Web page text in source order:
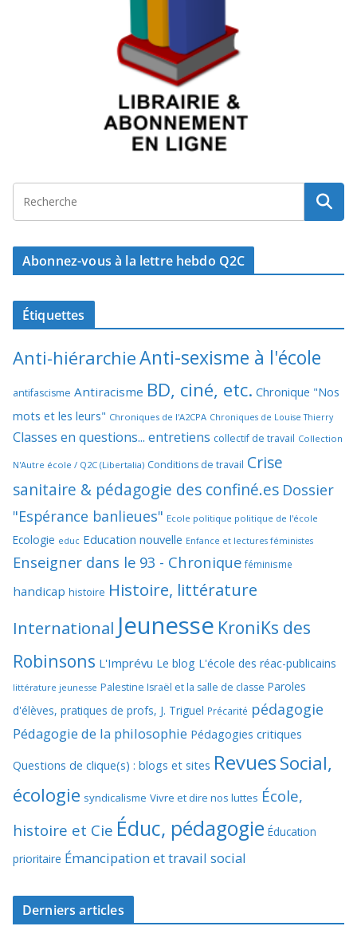
Abonnez-vous à la lettre hebdo Q2C
Étiquettes
Anti-hiérarchieAnti-sexisme à l'école
antifascisme Antiracisme BD, ciné, etc. Chronique "Nos
mots et les leurs" Chroniques de l'A2CPA Chroniques de Louise Thierry
Classes en questions... entretiens collectif de travail Collection
N'Autre école / Q2C (Libertalia) Conditions de travail Crise
sanitaire & pédagogie des confiné.es Dossier
"Espérance banlieues" Ecole politique politique de l'école
Ecologie educ Education nouvelle Enfance et lectures féministes
Enseigner dans le 93 - Chronique féminisme
handicap histoire Histoire, littérature
International Jeunesse KroniKs des
Robinsons L'Imprévu Le blog L'école des réac-publicains
littérature jeunesse Palestine Israël et la salle de classe Paroles
d'élèves, pratiques de profs, J. Triguel Précarité pédagogie
Pédagogie de la philosophie Pédagogies critiques
Questions de clique(s) : blogs et sites RevuesSocial,
écologie syndicalisme Vivre et dire nos luttes École,
histoire et Cie Éduc, pédagogie Éducation
prioritaire Émancipation et travail social
Derniers articles